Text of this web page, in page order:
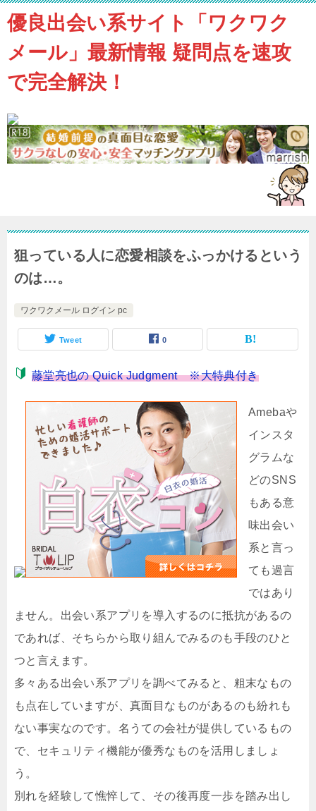
優良出会い系サイト「ワクワク
メール」最新情報 疑問点を速攻
で完全解決！
狙っている人に恋愛相談をふっかけるという
のは…。
ワクワクメール ログイン pc
Tweet 0
藤堂亮也の Quick Judgment ※大特典付き
Amebaや
インスタ
グラムな
どのSNS
もある意
味出会い
系と言っ
ても過言
ではあり
ません。出会い系アプリを導入するのに抵抗があるの
であれば、そちらから取り組んでみるのも手段のひと
つと言えます。
多々ある出会い系アプリを調べてみると、粗末なもの
も点在していますが、真面目なものがあるのも紛れも
ない事実なのです。名うての会社が提供しているもの
で、セキュリティ機能が優秀なものを活用しましょ
う。
別れを経験して憔悴して、その後再度一歩を踏み出し